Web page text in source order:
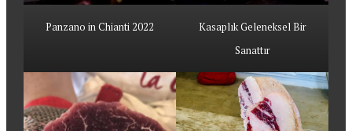
Panzano in Chianti 2022
Kasaplık Geleneksel Bir
Sanattır